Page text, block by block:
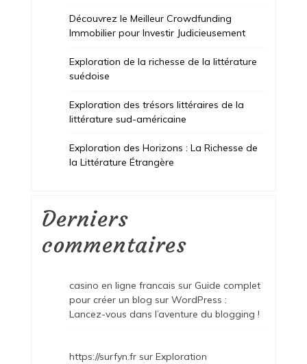
Découvrez le Meilleur Crowdfunding
Immobilier pour Investir Judicieusement
Exploration de la richesse de la littérature
suédoise
Exploration des trésors littéraires de la
littérature sud-américaine
Exploration des Horizons : La Richesse de
la Littérature Étrangère
Derniers
commentaires
casino en ligne francais sur Guide complet
pour créer un blog sur WordPress :
Lancez-vous dans l’aventure du blogging !
https://surfyn.frsur Exploration